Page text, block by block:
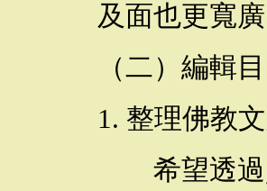
及面也更寬
（二）編輯
1. 整理佛教
希望透過